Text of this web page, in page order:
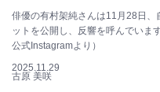
俳優の有村架純さんは11月28日、
ットを公開し、反響を呼んでいま
公式Instagramより）
2025.11.29
古原 美咲